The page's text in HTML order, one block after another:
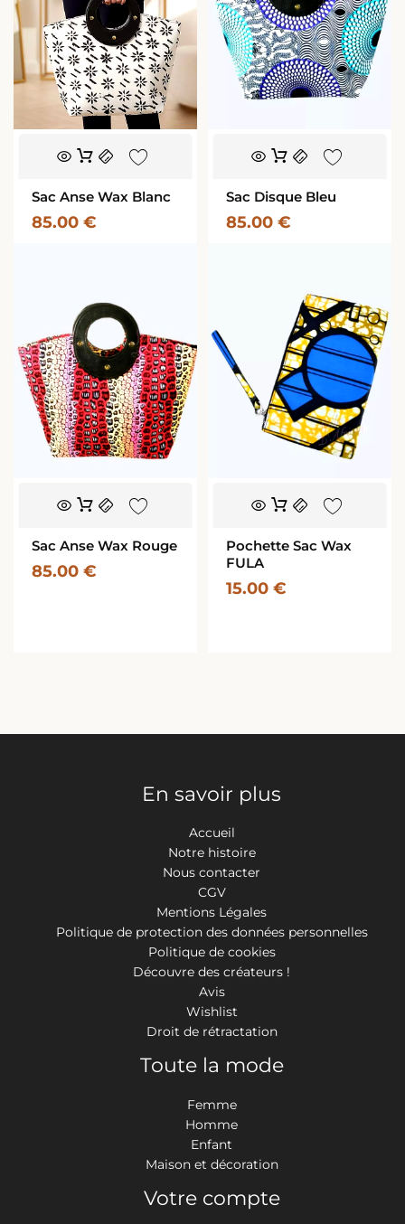
Sac Anse Wax Blanc
85.00 €
Sac Disque Bleu
85.00 €
Sac Anse Wax Rouge
85.00 €
Pochette Sac Wax
FULA
15.00 €
En savoir plus
Accueil
Notre histoire
Nous contacter
CGV
Mentions Légales
Politique de protection des données personnelles
Politique de cookies
Découvre des créateurs !
Avis
Wishlist
Droit de rétractation
Toute la mode
Femme
Homme
Enfant
Maison et décoration
Votre compte